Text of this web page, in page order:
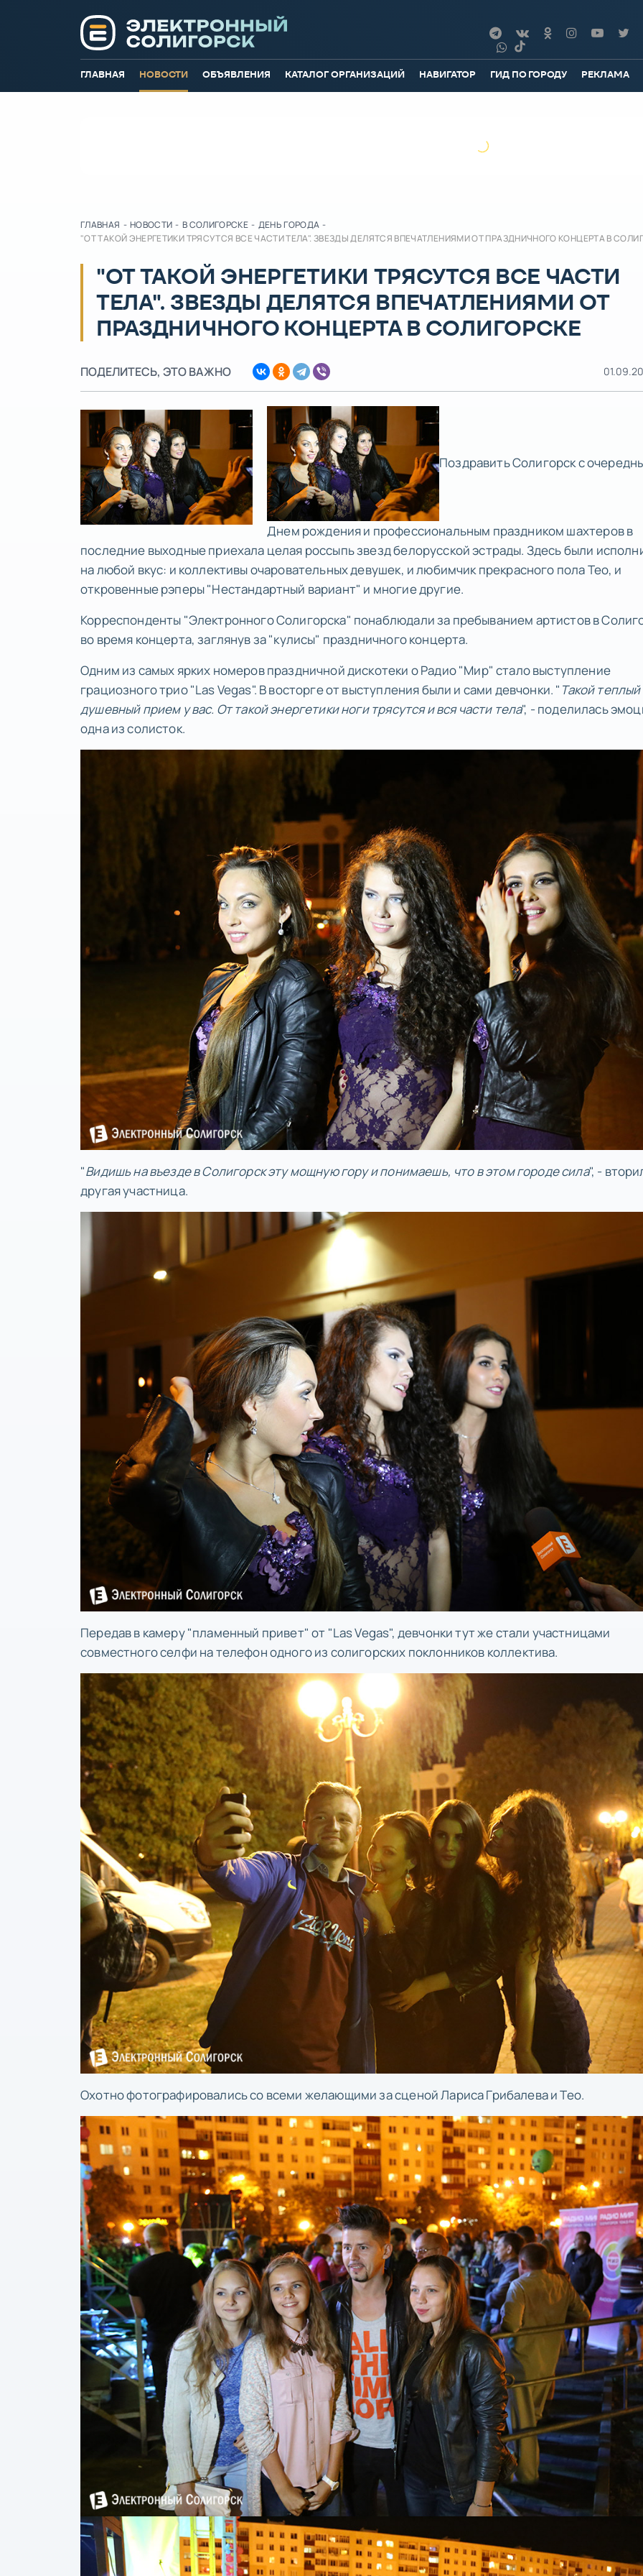
ГЛАВНАЯ НОВОСТИ ОБЪЯВЛЕНИЯ КАТАЛОГ ОРГАНИЗАЦИЙ НАВИГАТОР ГИД ПО ГОРОДУ РЕКЛАМА
ГЛАВНАЯ - НОВОСТИ - В СОЛИГОРСКЕ - ДЕНЬ ГОРОДА -
"ОТ ТАКОЙ ЭНЕРГЕТИКИ ТРЯСУТСЯ ВСЕ ЧАСТИ ТЕЛА". ЗВЕЗДЫ ДЕЛЯТСЯ ВПЕЧАТЛЕНИЯМИ ОТ ПРАЗДНИЧНОГО КОНЦЕРТА В
"ОТ ТАКОЙ ЭНЕРГЕТИКИ ТРЯСУТСЯ ВСЕ ЧАСТИ
ТЕЛА". ЗВЕЗДЫ ДЕЛЯТСЯ ВПЕЧАТЛЕНИЯМИ ОТ
ПРАЗДНИЧНОГО КОНЦЕРТА В СОЛИГОРСКЕ
ПОДЕЛИТЕСЬ, ЭТО ВАЖНО
Поздравить Солигорск с
Днем рождения и профессиональным праздником шахтеров в
последние выходные приехала целая россыпь звезд белорусской эстрады. Здесь были
на любой вкус: и коллективы очаровательных девушек, и любимчик прекрасного пола Тео, и
откровенные рэперы "Нестандартный вариант" и многие другие.
Корреспонденты "Электронного Солигорска" понаблюдали за пребыванием артистов в
во время концерта, заглянув за "кулисы" праздничного концерта.
Одним из самых ярких номеров праздничной дискотеки о Радио "Мир" стало выступление
грациозного трио "Las Vegas". В восторге от выступления были и сами девчонки. " Такой теплый
душевный прием у вас. От такой энергетики ноги трясутся и вся части тела", - поделилась
одна из солисток.
"Видишь на въезде в Солигорск эту мощную гору и понимаешь, что в этом городе сила", -
другая участница.
Передав в камеру "пламенный привет" от "Las Vegas", девчонки тут же стали участницами
совместного селфи на телефон одного из солигорских поклонников коллектива.
Охотно фотографировались со всеми желающими за сценой Лариса Грибалева и Тео.